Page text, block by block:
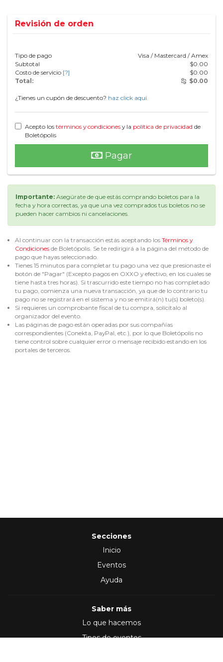
Revisión de orden
Tipo de pago
Visa / Mastercard / Amex
Subtotal
$0.00
Costo de servicio [?] $0.00
Total:
$0.00
¿Tienes un cupón de descuento? haz click aquí.
Acepto los términos y condiciones y la política de privacidad de
Boletópolis
Pagar
Importante: Asegúrate de que estás comprando boletos para la
fecha y hora correctas, ya que una vez comprados tus boletos no se
pueden hacer cambios ni cancelaciones.
Al continuar con la transacción estás aceptando los Términos y
Condiciones de Boletópolis. Se te redirigirá a la página del método de
pago que hayas seleccionado.
Tienes 15 minutos para completar tu pago una vez que presionaste el
botón de "Pagar" (Excepto pagos en OXXO y efectivo, en los cuales se
tiene hasta tres horas). Si trascurrido este tiempo no has completado
tu pago, comienza una nueva transacción, ya que de lo contrario tu
pago no se registrará en el sistema y no se emitirá(n) tu(s) boleto(s).
Si requieres un comprobante fiscal de tu compra, solicítalo al
organizador del evento.
Las páginas de pago están operadas por sus compañías
correspondientes (Conekta, PayPal, etc.), por lo que Boletópolis no
tiene control sobre cualquier error o mensaje recibido estando en los
portales de terceros.
Secciones
Inicio
Eventos
Ayuda
Saber más
Lo que hacemos
Tipos de eventos